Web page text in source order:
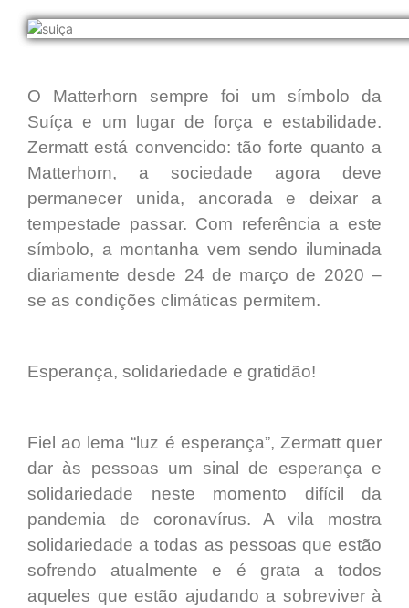
O Matterhorn sempre foi um símbolo da
Suíça e um lugar de força e estabilidade.
Zermatt está convencido: tão forte quanto a
Matterhorn, a sociedade agora deve
permanecer unida, ancorada e deixar a
tempestade passar. Com referência a este
símbolo, a montanha vem sendo iluminada
diariamente desde 24 de março de 2020 –
se as condições climáticas permitem.
Esperança, solidariedade e gratidão!
Fiel ao lema “luz é esperança”, Zermatt quer
dar às pessoas um sinal de esperança e
solidariedade neste momento difícil da
pandemia de coronavírus. A vila mostra
solidariedade a todas as pessoas que estão
sofrendo atualmente e é grata a todos
aqueles que estão ajudando a sobreviver à